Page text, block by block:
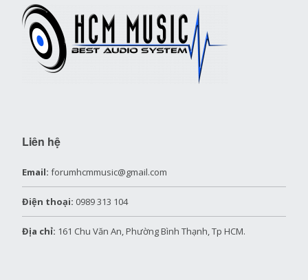
Liên hệ
Email: forumhcmmusic@gmail.com
Điện thoại: 0989 313 104
Địa chỉ: 161 Chu Văn An, Phường Bình Thạnh, Tp HCM.